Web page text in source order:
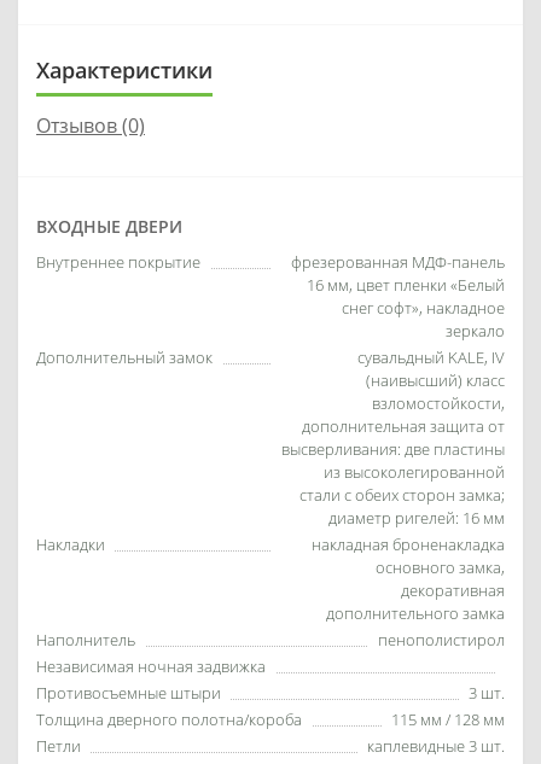
Характеристики
Отзывов (0)
ВХОДНЫЕ ДВЕРИ
Внутреннее покрытие
фрезерованная МДФ-панель
16 мм, цвет пленки «Белый
снег софт», накладное
зеркало
Дополнительный замок
сувальдный KALE, IV
(наивысший) класс
взломостойкости,
дополнительная защита от
высверливания: две пластины
из высоколегированной
стали с обеих сторон замка;
диаметр ригелей: 16 мм
Накладки
накладная броненакладка
основного замка,
декоративная
дополнительного замка
Наполнитель
пенополистирол
Независимая ночная задвижка
Противосъемные штыри
3 шт.
Толщина дверного полотна/короба
115 мм / 128 мм
Петли
каплевидные 3 шт.